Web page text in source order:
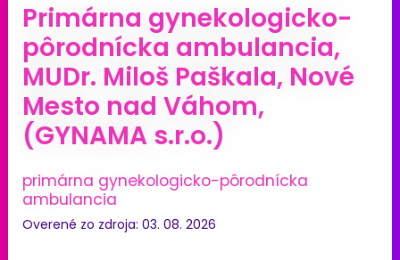
Primárna gynekologicko-
pôrodnícka ambulancia,
MUDr. Miloš Paškala, Nové
Mesto nad Váhom,
(GYNAMA s.r.o.)
primárna gynekologicko-pôrodnícka
ambulancia
Overené zo zdroja: 03. 08. 2026